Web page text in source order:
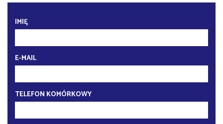
IMIĘ
E-MAIL
TELEFON KOMÓRKOWY